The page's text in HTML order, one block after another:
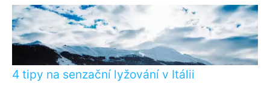
4 tipy na senzační lyžování v Itálii